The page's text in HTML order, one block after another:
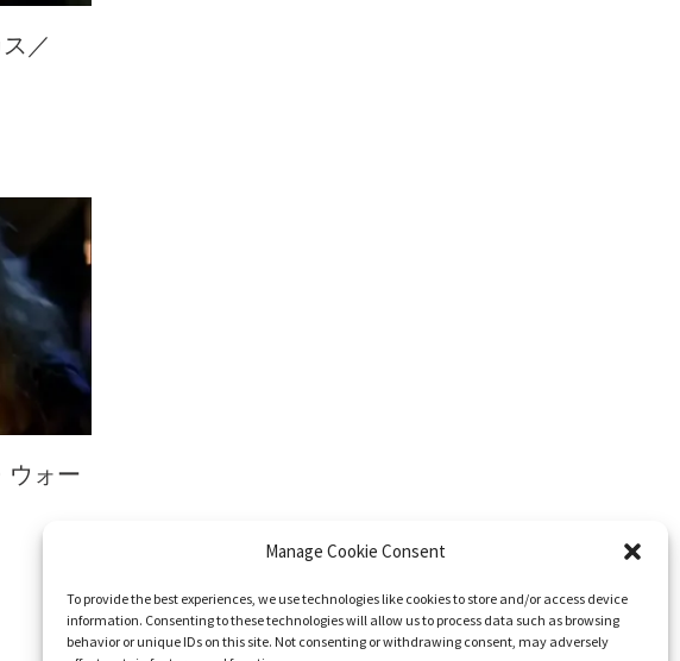
Manage Cookie Consent
To provide the best experiences, we use technologies like cookies to store and/or access device
information. Consenting to these technologies will allow us to process data such as browsing
behavior or unique IDs on this site. Not consenting or withdrawing consent, may adversely
／
ウォー